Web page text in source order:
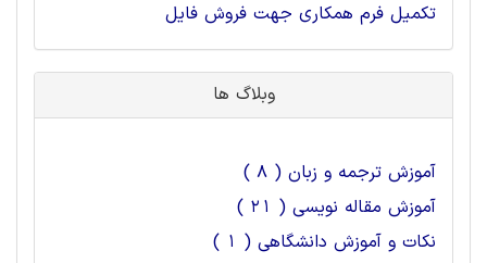
تکمیل فرم همکاری جهت فروش فایل
وبلاگ ها
آموزش ترجمه و زبان ( 8 )
آموزش مقاله نویسی ( 21 )
نکات و آموزش دانشگاهی ( 1 )